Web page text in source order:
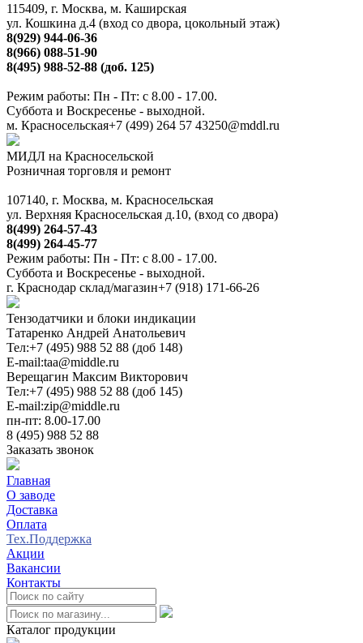
115409, г. Москва, м. Каширская
ул. Кошкина д.4 (вход со двора, цокольный этаж)
8(929) 944-06-36
8(966) 088-51-90
8(495) 988-52-88 (доб. 125)
Режим работы: Пн - Пт: с 8.00 - 17.00.
Суббота и Воскресенье - выходной.
м. Красносельская+7 (499) 264 57 43250@mddl.ru
МИДЛ на Красносельской
Розничная торговля и ремонт
107140, г. Москва, м. Красносельская
ул. Верхняя Красносельская д.10, (вход со двора)
8(499) 264-57-43
8(499) 264-45-77
Режим работы: Пн - Пт: с 8.00 - 17.00.
Суббота и Воскресенье - выходной.
г. Краснодар склад/магазин+7 (918) 171-66-26
Тензодатчики и блоки индикации
Татаренко Андрей Анатольевич
Тел:+7 (495) 988 52 88 (доб 148)
E-mail:taa@middle.ru
Верещагин Максим Викторович
Тел:+7 (495) 988 52 88 (доб 145)
E-mail:zip@middle.ru
пн-пт: 8.00-17.00
8 (495) 988 52 88
Заказать звонок
Главная
О заводе
Доставка
Оплата
Тех.Поддержка
Акции
Вакансии
Контакты
Каталог продукции
0